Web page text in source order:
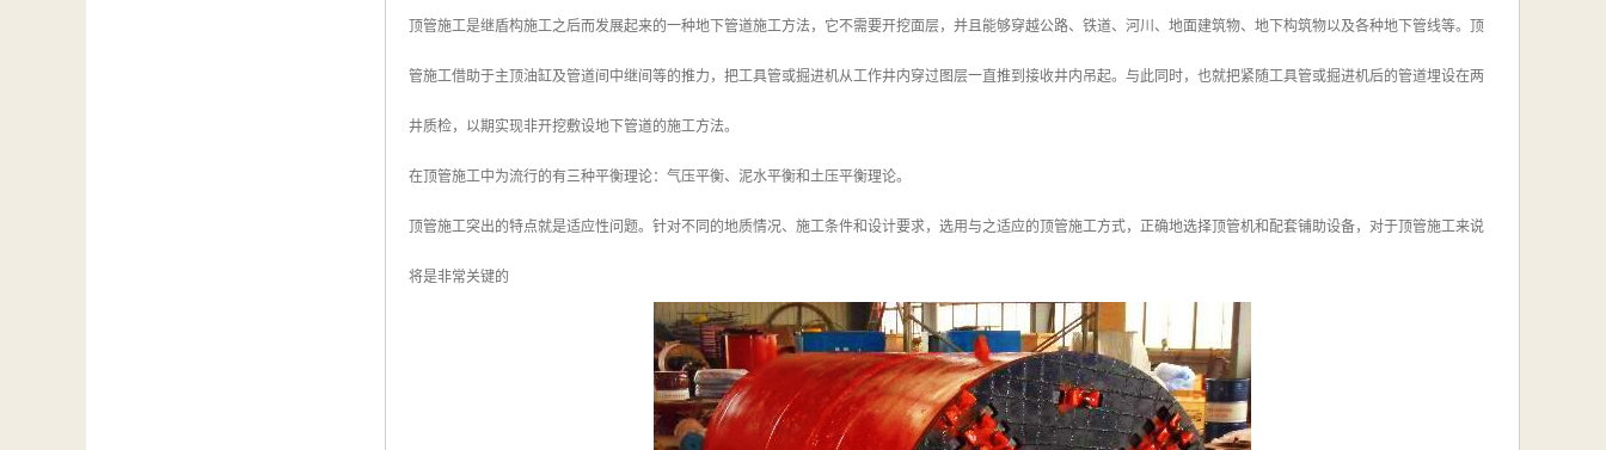
顶管施工是继盾构施工之后而发展起来的一种地下管道施工方法，它不需要开挖面层，并且能够穿越公路、铁道、河川、地面建筑物、地下构筑物以及各种地下管线等。顶
管施工借助于主顶油缸及管道间中继间等的推力，把工具管或掘进机从工作井内穿过图层一直推到接收井内吊起。与此同时，也就把紧随工具管或掘进机后的管道埋设在两
井质检，以期实现非开挖敷设地下管道的施工方法。
在顶管施工中为流行的有三种平衡理论：气压平衡、泥水平衡和土压平衡理论。
顶管施工突出的特点就是适应性问题。针对不同的地质情况、施工条件和设计要求，选用与之适应的顶管施工方式，正确地选择顶管机和配套铺助设备，对于顶管施工来说
将是非常关键的